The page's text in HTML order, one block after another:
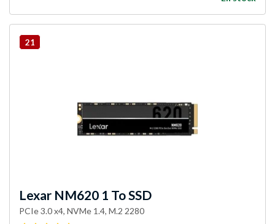
21
Lexar NM620 1 To SSD
PCIe 3.0 x4, NVMe 1.4, M.2 2280